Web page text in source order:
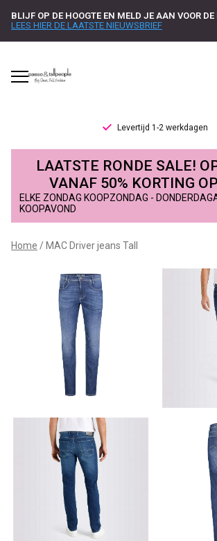
BLIJF OP DE HOOGTE EN MELD JE AAN VOOR
LEES HIER DE LAATSTE NIEUWSBRIEF
Levertijd 1-2 werkdagen
MAC
Driver
jeans
Tall
Passo
LAATSTE RONDE SALE!
VANAF 50% KORTING
ELKE ZONDAG KOOPZONDAG -
KOOPAVOND
Home MAC Driver jeans Tall